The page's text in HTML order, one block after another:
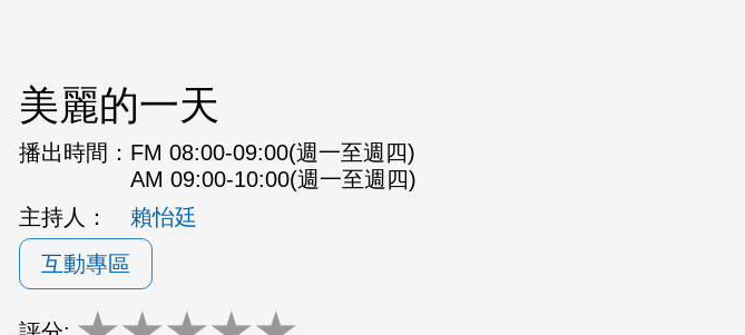
美麗的一天
播出時間： FM 08:00-09:00(週一至週四)
AM 09:00-10:00(週一至週四)
主持人：
賴怡廷
互動專區